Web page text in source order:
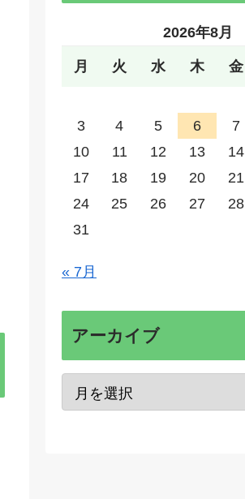
2026年8月
月 火 水 木 金
3
4 5 6 7
10
11 12 13 14
17
18 19 20 21
24
25 26 27 28
31
« 7月
アーカイブ